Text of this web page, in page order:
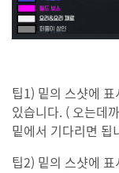
팁1) 밑의 스샷에
있습니다. ( 오는데
밑에서 기다리면 됩
팁2) 밑의 스샷에